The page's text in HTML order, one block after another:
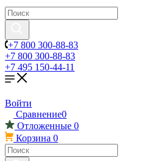
+7 800 300-88-83
+7 800 300-88-83
+7 495 150-44-11
Войти
Сравнение0
Отложенные 0
Корзина 0